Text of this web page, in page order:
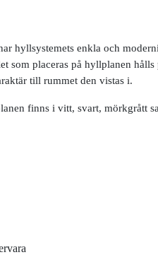
hyllsystemets enkla och
placeras på hyllplanen
till rummet den vistas i.
finns i vitt, svart, mörkgrått